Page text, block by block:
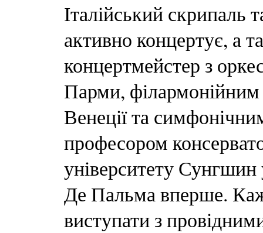
Італійський скрипаль
активно концертує, а
концертмейстер з
Парми, філармонійним
Венеції та
професором
університету
Де Пальма вперше.
виступати з